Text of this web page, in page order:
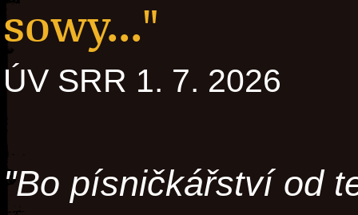
sowy..."
ÚV SRR 1. 7. 2026
"Bo písničkářství od